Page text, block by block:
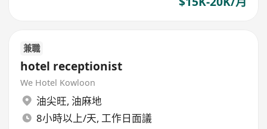
兼職
hotel receptionist
We Hotel Kowloon
油尖旺, 油麻地
8小時以上/天, 工作日面議